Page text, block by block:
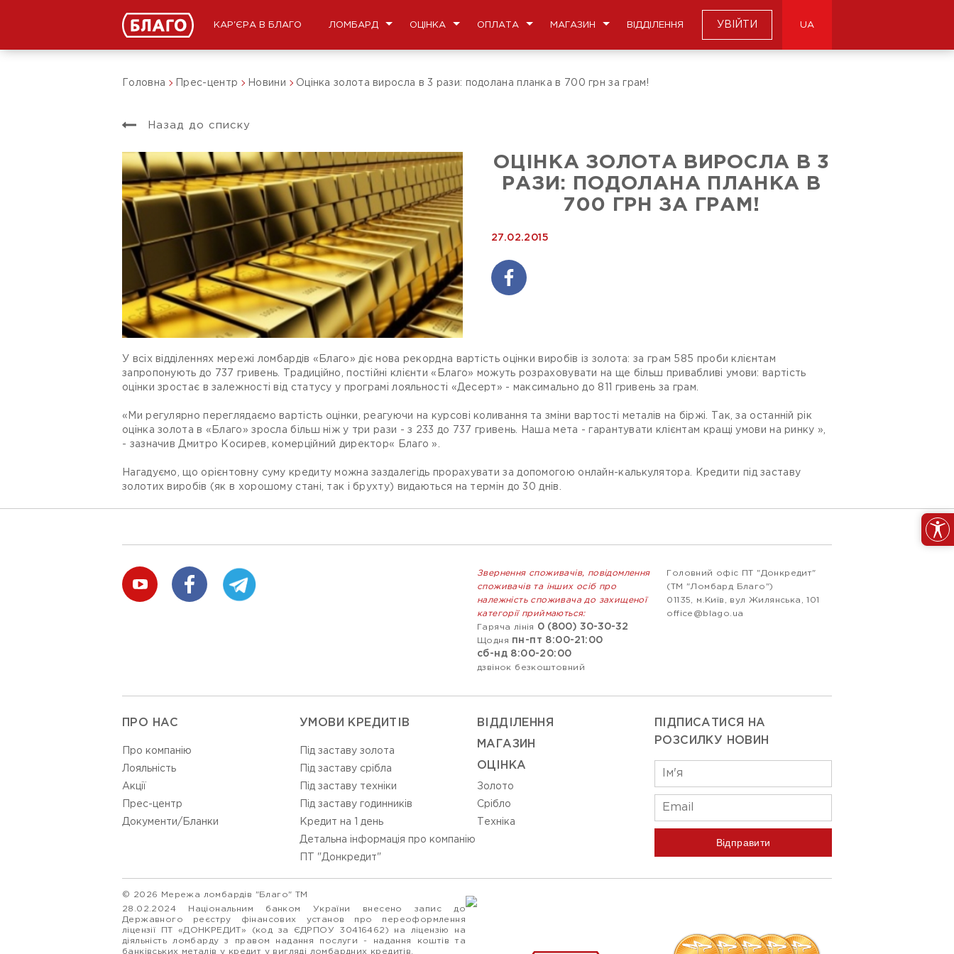
КАР'ЄРА В БЛАГО ЛОМБАРД ОЦІНКА ОПЛАТА МАГАЗИН ВІДДІЛЕННЯ УВІЙТИ UA
Головна Прес-центр Новини Оцінка золота виросла в 3 рази: подолана планка в 700 грн за грам!
Назад до списку
ОЦІНКА ЗОЛОТА ВИРОСЛА В 3
РАЗИ: ПОДОЛАНА ПЛАНКА В
700 ГРН ЗА ГРАМ!
27.02.2015
У всіх відділеннях мережі ломбардів «Благо» діє нова рекордна вартість оцінки виробів із золота: за грам 585 проби клієнтам
запропонують до 737 гривень. Традиційно, постійні клієнти «Благо» можуть розраховувати на ще більш привабливі умови: вартість
оцінки зростає в залежності від статусу у програмі лояльності «Десерт» - максимально до 811 гривень за грам.
«Ми регулярно переглядаємо вартість оцінки, реагуючи на курсові коливання та зміни вартості металів на біржі. Так, за останній рік
оцінка золота в «Благо» зросла більш ніж у три рази - з 233 до 737 гривень. Наша мета - гарантувати клієнтам кращі умови на ринку »,
- зазначив Дмитро Косирев, комерційний директор« Благо ».
Нагадуємо, що орієнтовну суму кредиту можна заздалегідь прорахувати за допомогою онлайн-калькулятора. Кредити під заставу
золотих виробів (як в хорошому стані, так і брухту) видаються на термін до 30 днів.
Звернення споживачів, повідомлення
споживачів та інших осіб про
належність споживача до захищеної
категорії приймаються:
Гаряча лінія
0 (800) 30-30-32
Щодня пн-пт 8:00-21:00
сб-нд 8:00-20:00
дзвінок безкоштовний
Головний офіс ПТ "Донкредит"
(ТМ "Ломбард Благо")
01135, м.Київ, вул Жилянська, 101
office@blago.ua
ПРО НАС
Про компанію
Лояльність
Акції
Прес-центр
Документи/Бланки
УМОВИ КРЕДИТІВ
Під заставу золота
Під заставу срібла
Під заставу техніки
Під заставу годинників
Кредит на 1 день
Детальна інформація про компанію
ПТ "Донкредит"
ВIДДIЛЕННЯ
МАГАЗИН
ОЦIНКА
Золото
Срiбло
Технiка
ПІДПИСАТИСЯ НА
РОЗСИЛКУ НОВИН
Відправити
© 2026 Мережа ломбардів "Благо" ТМ
28.02.2024 Національним банком України внесено запис до
Державного реєстру фінансових установ про переоформлення
ліцензії ПТ «ДОНКРЕДИТ» (код за ЄДРПОУ 30416462) на ліцензію на
діяльність ломбарду з правом надання послуги - надання коштів та
банківських металів у кредит у вигляді ломбардних кредитів.